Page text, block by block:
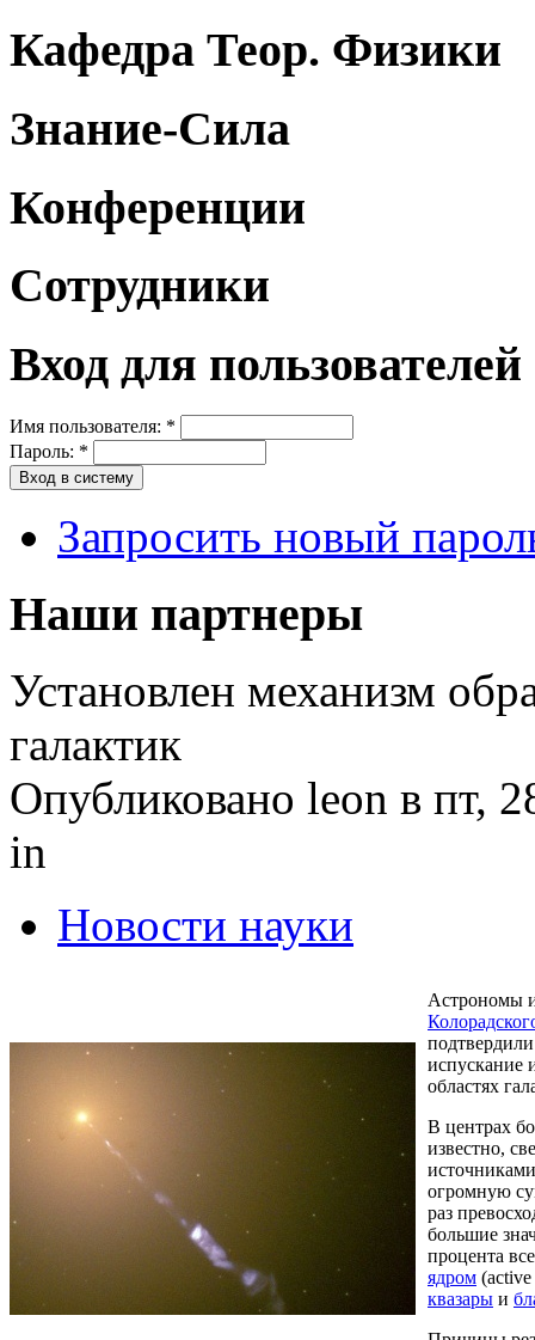
Кафедра Теор. Физики
Знание-Сила
Конференции
Сотрудники
Вход для пользователей
Имя пользователя: *
Пароль: *
Запросить новый
Наши партнеры
Установлен механизм
галактик
Опубликовано leon в пт,
in
Новости науки
Астрономы
испускание
областях
В центрах
известно,
огромную
раз
большие
процента
ядром
квазары и